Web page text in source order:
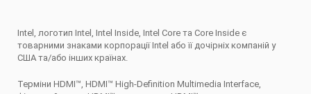
Intel, логотип Intel, Intel Inside, Intel Core та Core Inside є
товарними знаками корпорації Intel або її дочірніх компаній у
США та/або інших країнах.
Терміни HDMI™, HDMI™ High-Definition Multimedia Interface,